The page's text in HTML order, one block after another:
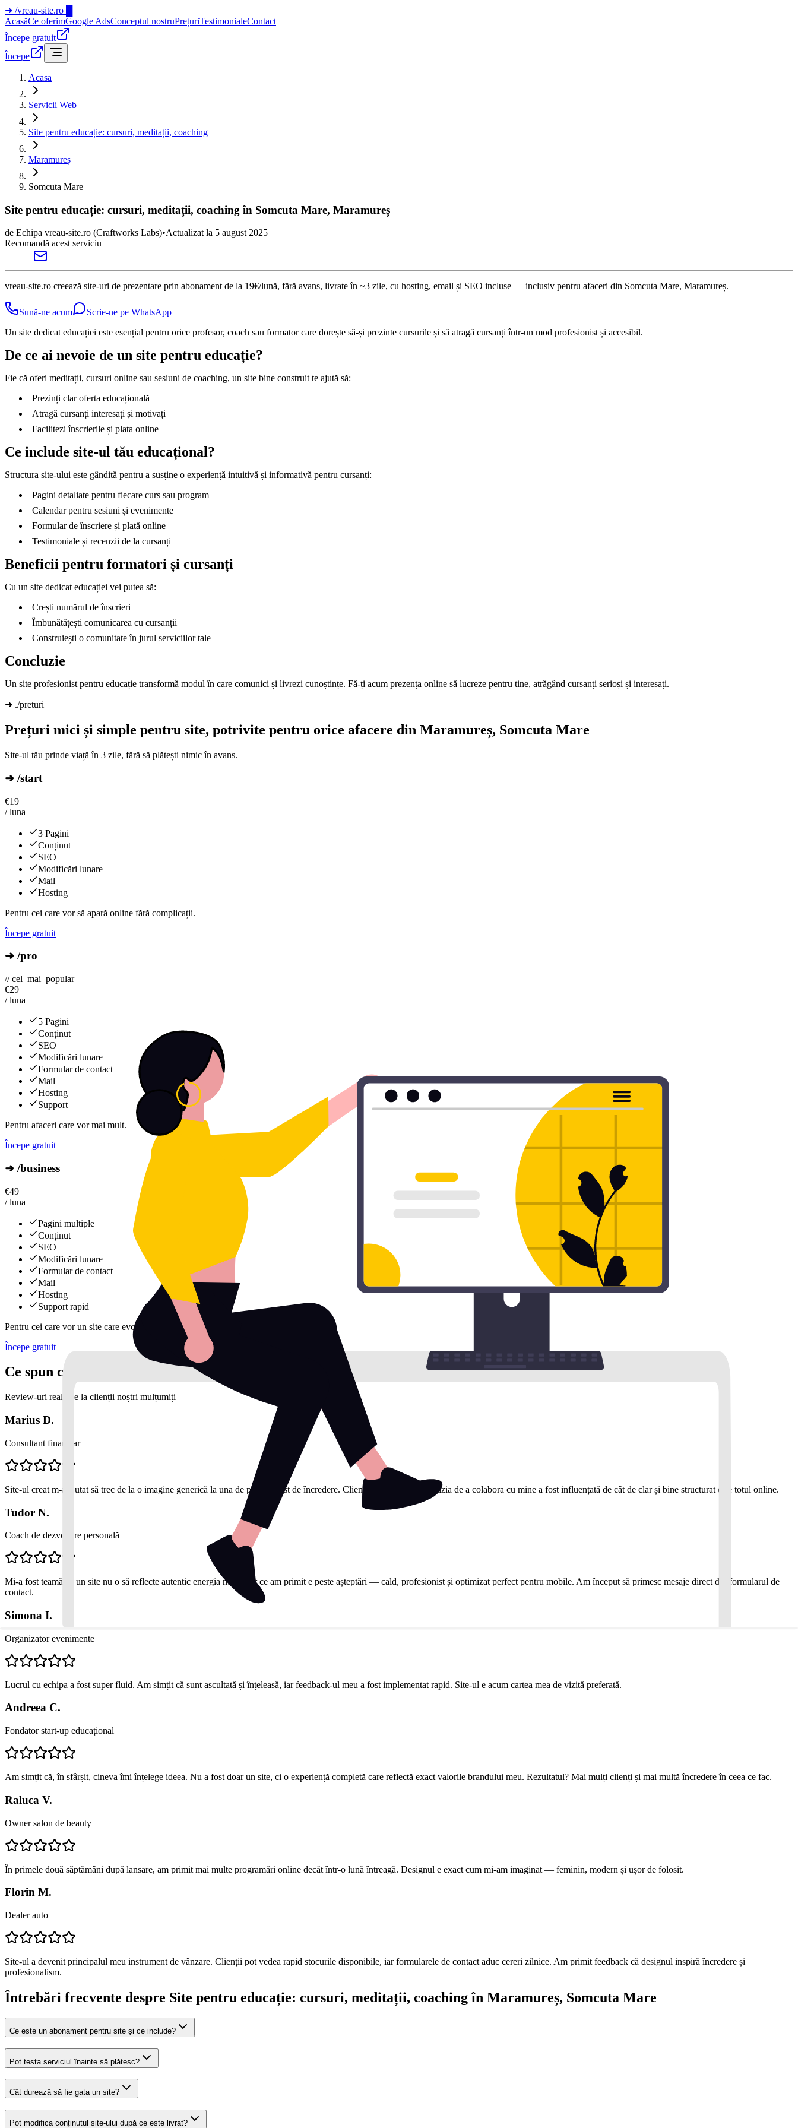
➜ /vreau-site.ro
AcasăCe oferimGoogle AdsConceptul nostruPrețuriTestimonialeContact
Începe gratuit
Începe
Acasa
Servicii Web
Site pentru educație: cursuri, meditații, coaching
Maramureș
Somcuta Mare
Site pentru educație: cursuri, meditații, coaching în Somcuta Mare, Maramureș
de Echipa vreau-site.ro (Craftworks Labs)•Actualizat la 5 august 2025
Recomandă acest serviciu
vreau-site.ro creează site-uri de prezentare prin abonament de la 19€/lună, fără avans, livrate în ~3 zile, cu hosting, email și SEO incluse — inclusiv pentru afaceri din Somcuta Mare, Maramureș.
Sună-ne acum
Scrie-ne pe WhatsApp
Un site dedicat educației este esențial pentru orice profesor, coach sau formator care dorește să-și prezinte cursurile și să atragă cursanți într-un mod profesionist și accesibil.
De ce ai nevoie de un site pentru educație?
Fie că oferi meditații, cursuri online sau sesiuni de coaching, un site bine construit te ajută să:
Prezinți clar oferta educațională
Atragă cursanți interesați și motivați
Facilitezi înscrierile și plata online
Ce include site-ul tău educațional?
Structura site-ului este gândită pentru a susține o experiență intuitivă și informativă pentru cursanți:
Pagini detaliate pentru fiecare curs sau program
Calendar pentru sesiuni și evenimente
Formular de înscriere și plată online
Testimoniale și recenzii de la cursanți
Beneficii pentru formatori și cursanți
Cu un site dedicat educației vei putea să:
Crești numărul de înscrieri
Îmbunătățești comunicarea cu cursanții
Construiești o comunitate în jurul serviciilor tale
Concluzie
Un site profesionist pentru educație transformă modul în care comunici și livrezi cunoștințe. Fă-ți acum prezența online să lucreze pentru tine, atrăgând cursanți serioși și interesați.
➜ ./preturi
Prețuri mici și simple pentru site, potrivite pentru orice afacere din Maramureș, Somcuta Mare
Site-ul tău prinde viață în 3 zile, fără să plătești nimic în avans.
➜ /start
€19
/ luna
3 Pagini
Conținut
SEO
Modificări lunare
Mail
Hosting
Pentru cei care vor să apară online fără complicații.
Începe gratuit
➜ /pro
// cel_mai_popular
€29
/ luna
5 Pagini
Conținut
SEO
Modificări lunare
Formular de contact
Mail
Hosting
Support
Pentru afaceri care vor mai mult.
Începe gratuit
➜ /business
€49
/ luna
Pagini multiple
Conținut
SEO
Modificări lunare
Formular de contact
Mail
Hosting
Support rapid
Pentru cei care vor un site care evoluează constant.
Începe gratuit
Ce spun clienții noștri
Review-uri reale de la clienții noștri mulțumiți
Marius D.
Consultant financiar
Site-ul creat m-a ajutat să trec de la o imagine generică la una de profesionist de încredere. Clienții mi-au spus că decizia de a colabora cu mine a fost influențată de cât de clar și bine structurat este totul online.
Tudor N.
Coach de dezvoltare personală
Mi-a fost teamă că un site nu o să reflecte autentic energia mea. Dar ce am primit e peste așteptări — cald, profesionist și optimizat perfect pentru mobile. Am început să primesc mesaje direct din formularul de
contact.
Simona I.
Organizator evenimente
Lucrul cu echipa a fost super fluid. Am simțit că sunt ascultată și înțeleasă, iar feedback-ul meu a fost implementat rapid. Site-ul e acum cartea mea de vizită preferată.
Andreea C.
Fondator start-up educațional
Am simțit că, în sfârșit, cineva îmi înțelege ideea. Nu a fost doar un site, ci o experiență completă care reflectă exact valorile brandului meu. Rezultatul? Mai mulți clienți și mai multă încredere în ceea ce fac.
Raluca V.
Owner salon de beauty
În primele două săptămâni după lansare, am primit mai multe programări online decât într-o lună întreagă. Designul e exact cum mi-am imaginat — feminin, modern și ușor de folosit.
Florin M.
Dealer auto
Site-ul a devenit principalul meu instrument de vânzare. Clienții pot vedea rapid stocurile disponibile, iar formularele de contact aduc cereri zilnice. Am primit feedback că designul inspiră încredere și
profesionalism.
Întrebări frecvente despre Site pentru educație: cursuri, meditații, coachingîn Maramureș, Somcuta Mare
Ce este un abonament pentru site și ce include?
Pot testa serviciul înainte să plătesc?
Cât durează să fie gata un site?
Pot modifica conținutul site-ului după ce este livrat?